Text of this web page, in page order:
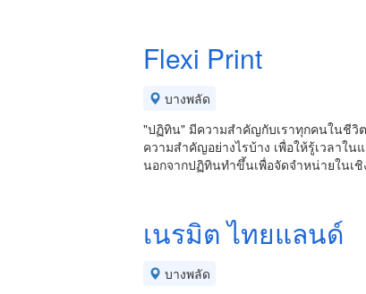
Flexi Print
บางพลัด
"ปฏิทิน" มีความสำคัญกับเราทุกคนในชีวิ
ความสำคัญอย่างไรบ้าง เพื่อให้รู้เวลา
นอกจากปฏิทินทำขึ้นเพื่อจัดจำหน่ายในเ
เนรมิต ไทยแลนด์
บางพลัด